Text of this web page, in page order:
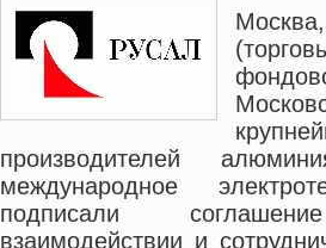
производителей
международное
подписали
взаимодействии и